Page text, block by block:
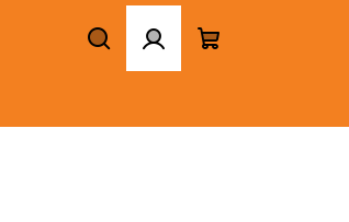
SuchenLogin